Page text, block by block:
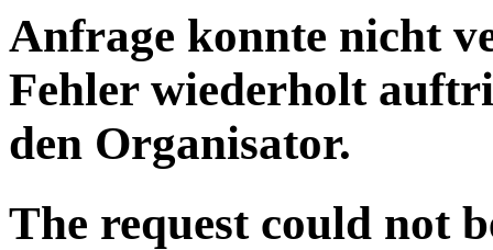
Anfrage konnte nicht
Fehler wiederholt
den Organisator.
The request could not